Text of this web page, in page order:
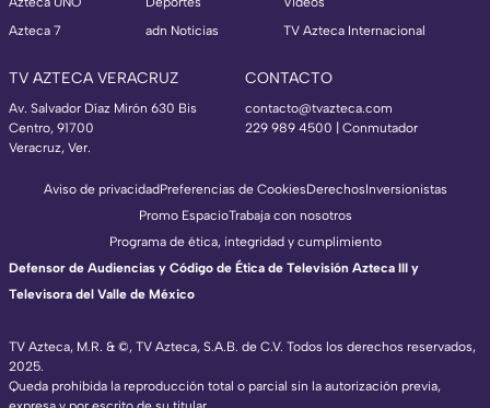
Azteca 7
adn Noticias
TV Azteca Internacional
TV AZTECA VERACRUZ
Av. Salvador Díaz Mirón 630 Bis
Centro, 91700
Veracruz, Ver.
CONTACTO
contacto@tvazteca.com
229 989 4500 | Conmutador
TV Azteca, M.R. & ©, TV Azteca, S.A.B. de C.V. Todos los derechos reservados,
2025.
Queda prohibida la reproducción total o parcial sin la autorización previa,
Aviso de privacidadPreferencias de CookiesDerechosInversionistas
Promo EspacioTrabaja con nosotros
Programa de ética, integridad y cumplimiento
Defensor de Audiencias y Código de Ética de Televisión Azteca III y
Televisora del Valle de México